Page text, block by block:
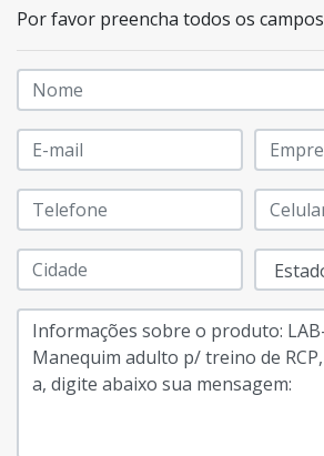
Por favor preencha todos os campos